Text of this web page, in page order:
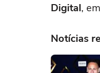
Digital,
Notícias